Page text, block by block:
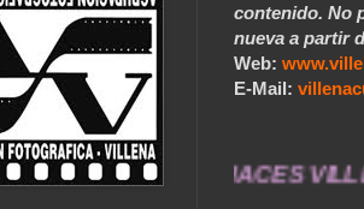
contenido. No
nueva a partir
Web:
E-Mail:
.... TÚ HACES VILLENA